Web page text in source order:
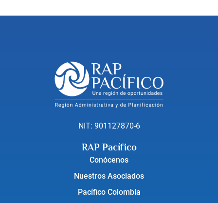
NIT: 901127870-6
RAP Pacífico
Conócenos
Nuestros Asociados
Pacífico Colombia